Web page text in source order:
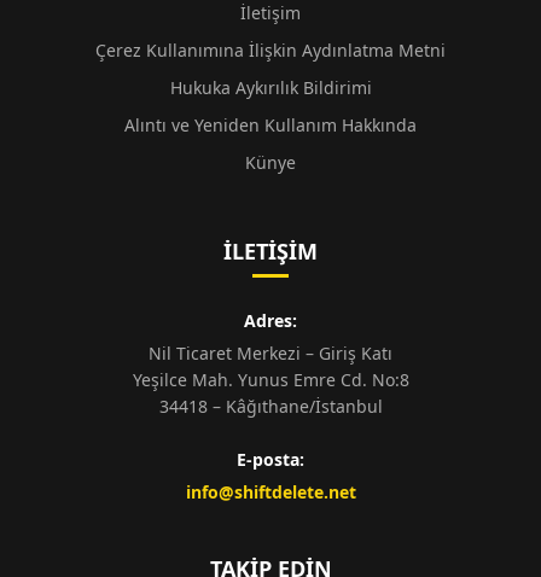
İletişim
Çerez Kullanımına İlişkin Aydınlatma Metni
Hukuka Aykırılık Bildirimi
Alıntı ve Yeniden Kullanım Hakkında
Künye
İLETIŞIM
Adres:
Nil Ticaret Merkezi – Giriş Katı
Yeşilce Mah. Yunus Emre Cd. No:8
34418 – Kâğıthane/İstanbul
E-posta:
info@shiftdelete.net
TAKIP EDIN